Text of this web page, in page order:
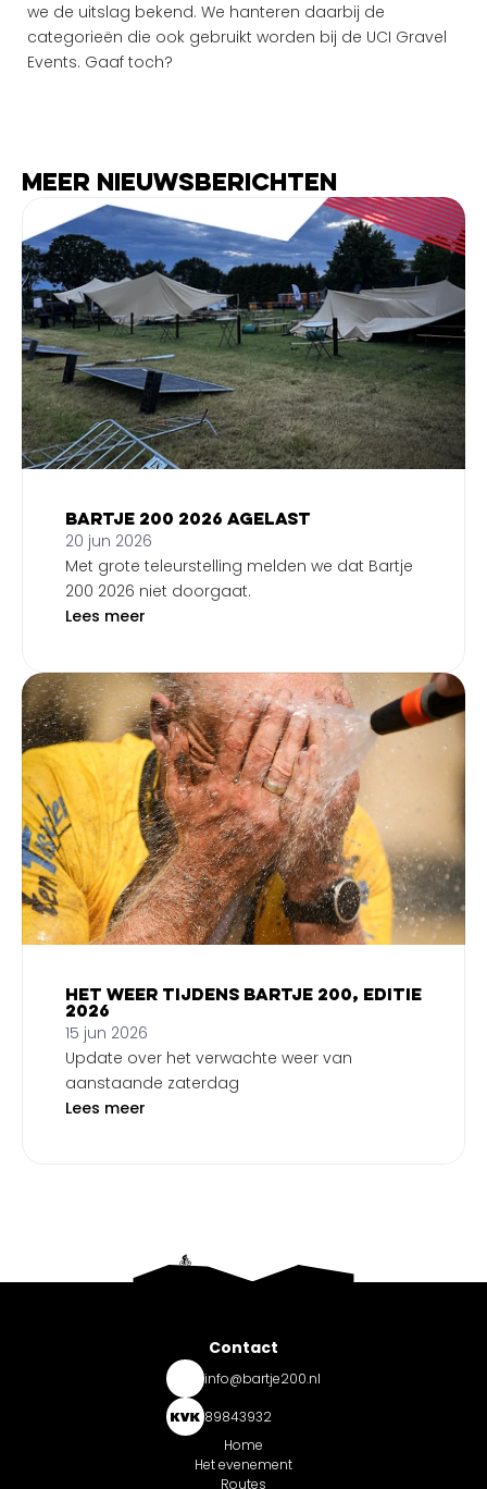
we de uitslag bekend. We hanteren daarbij de
categorieën die ook gebruikt worden bij de UCI Gravel
Events. Gaaf toch?
Meer nieuwsberichten
Bartje 200 2026 agelast
20 jun 2026
Met grote teleurstelling melden we dat Bartje
200 2026 niet doorgaat.
Lees meer
Het weer tijdens Bartje 200, editie
2026
15 jun 2026
Update over het verwachte weer van
aanstaande zaterdag
Lees meer
Contact
info@bartje200.nl
89843932
Home
Het evenement
Routes